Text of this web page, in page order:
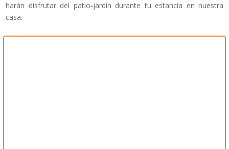
harán disfrutar del patio-jardín durante tu estancia en nuestra
casa.